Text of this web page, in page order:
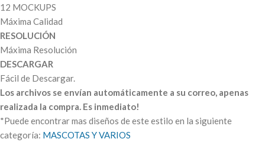
12 MOCKUPS
Máxima Calidad
RESOLUCIÓN
Máxima Resolución
DESCARGAR
Fácil de Descargar.
Los archivos se envían automáticamente a su correo, apenas
realizada la compra. Es inmediato!
*Puede encontrar mas diseños de este estilo en la siguiente
categoría: MASCOTAS YVARIOS